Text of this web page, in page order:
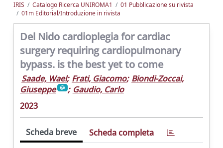
IRIS Catalogo Ricerca UNIROMA1
01 Pubblicazione su rivista
01m Editorial/Introduzione in rivista
Del Nido cardioplegia for cardiac
surgery requiring cardiopulmonary
bypass. is the best yet to come
Saade, Wael; Frati, Giacomo; Biondi-Zoccai,
Giuseppe
; Gaudio, Carlo
2023
Scheda breve Scheda completa